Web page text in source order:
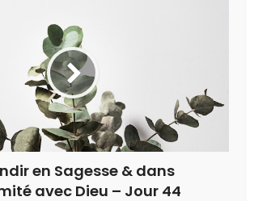
en Sagesse & dans
avec Dieu – Jour 44